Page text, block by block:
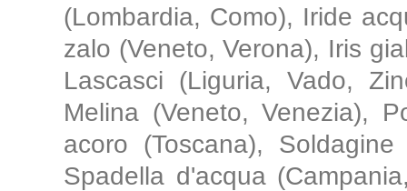
(Lombardia, Como), Iride
zalo (Veneto, Verona), Iris
Lascasci (Liguria, Vado,
Melina (Veneto, Venezia),
acoro (Toscana),
Spadella d'acqua